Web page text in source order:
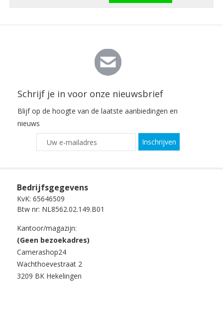
Schrijf je in voor onze nieuwsbrief
Blijf op de hoogte van de laatste aanbiedingen en
nieuws
Inschrijven
Bedrijfsgegevens
KvK: 65646509
Btw nr: NL8562.02.149.B01
Kantoor/magazijn:
(Geen bezoekadres)
Camerashop24
Wachthoevestraat 2
3209 BK Hekelingen